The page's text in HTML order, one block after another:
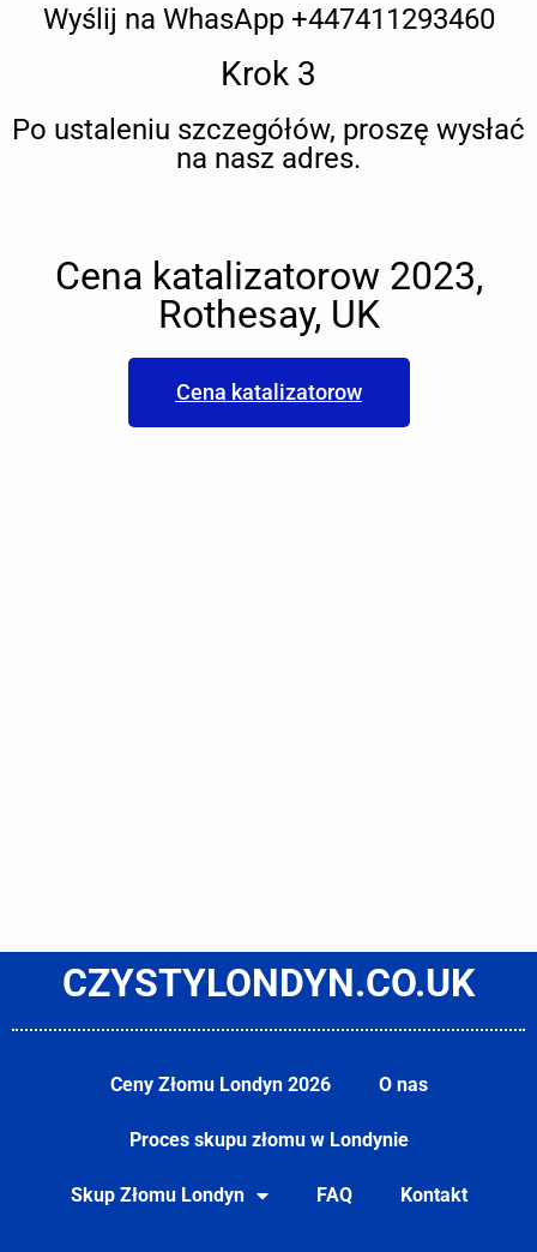
Wyślij na WhasApp +447411293460
Krok 3
Po ustaleniu szczegółów, proszę wysłać
na nasz adres.
Cena katalizatorow 2023,
Rothesay, UK
Cena katalizatorow
CZYSTYLONDYN.CO.UK
Ceny Złomu Londyn 2026 O nas
Proces skupu złomu w Londynie
Skup Złomu Londyn FAQ Kontakt